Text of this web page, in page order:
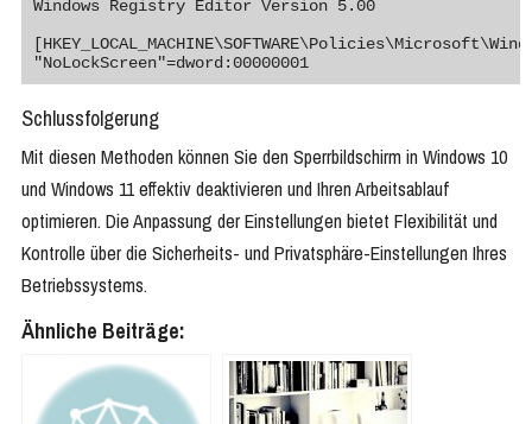
Windows Registry Editor Version 5.00
"NoLockScreen"=dword:00000001
Schlussfolgerung
Mit diesen Methoden können Sie den Sperrbildschirm in Windows 10
und Windows 11 effektiv deaktivieren und Ihren Arbeitsablauf
optimieren. Die Anpassung der Einstellungen bietet Flexibilität und
Kontrolle über die Sicherheits- und Privatsphäre-Einstellungen Ihres
Betriebssystems.
Ähnliche Beiträge: